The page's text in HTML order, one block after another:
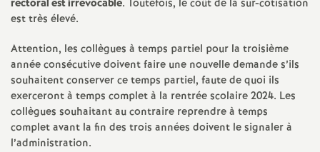
e
c
o
rectoral est irrévocable. Toutefois, le coût de la sur-cotisation
est très élevé.
Attention, les collègues à temps partiel pour la troisième
année consécutive doivent faire une nouvelle demande s’ils
souhaitent conserver ce temps partiel, faute de quoi ils
exerceront à temps complet à la rentrée scolaire 2024. Les
collègues souhaitant au contraire reprendre à temps
complet avant la fin des trois années doivent le signaler à
l’administration.